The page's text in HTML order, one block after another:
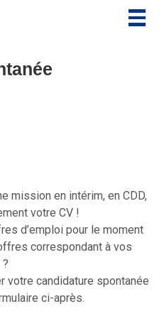
mission en intérim, en CDD,
votre CV !
d’emploi pour le moment
correspondant à vos
votre candidature spontanée
ci-après.